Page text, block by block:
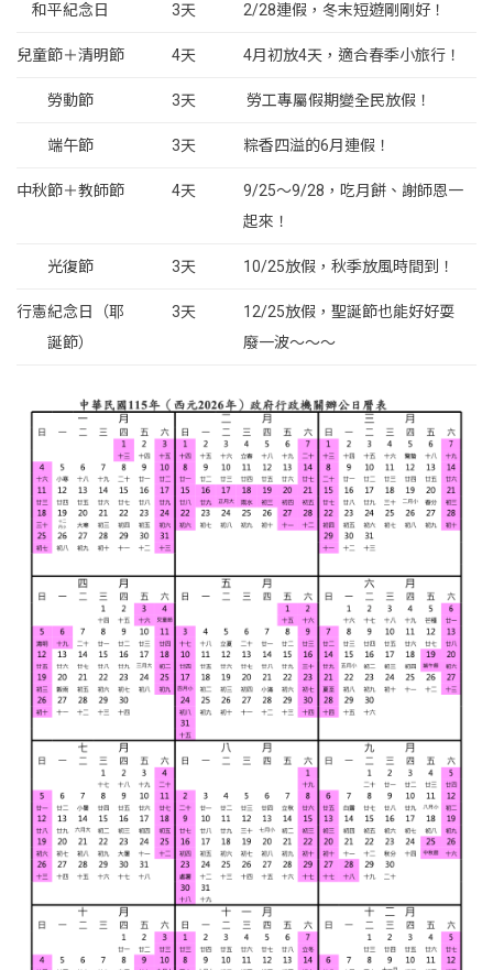
和平紀念日 3天 2/28連假，冬末短遊剛剛好！
兒童節＋清明節 4天 4月初放4天，適合春季小旅行！
勞動節 3天 勞工專屬假期變全民放假！
端午節 3天 粽香四溢的6月連假！
中秋節＋教師節 4天
9/25～9/28，吃月餅、謝師恩一
起來！
光復節 3天 10/25放假，秋季放風時間到！
行憲紀念日（耶
誕節）
3天
12/25放假，聖誕節也能好好耍
廢一波～～～